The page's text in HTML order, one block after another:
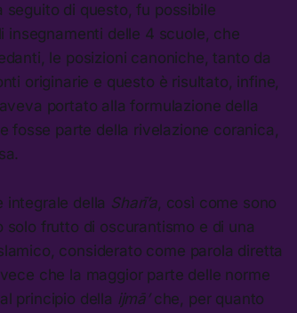
seguito di questo, fu possibile
insegnamenti delle 4 scuole, che
le posizioni canoniche, tanto da
originarie e questo è risultato, infine,
portato alla formulazione della
fosse parte della rivelazione coranica,
integrale della Sharī’a, così come sono
frutto di oscurantismo e di una
considerato come parola diretta
che la maggior parte delle norme
principio della ijmā’ che, per quanto